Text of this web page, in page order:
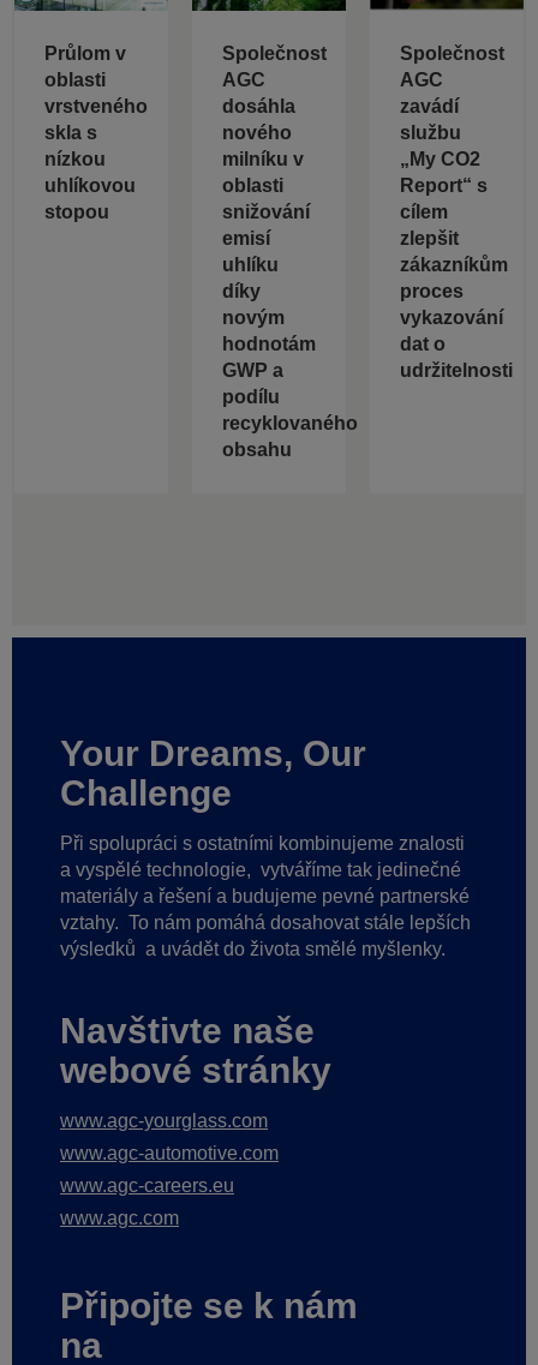
Průlom v
oblasti
vrstveného
skla s
nízkou
uhlíkovou
stopou
Společnost
AGC
dosáhla
nového
milníku v
oblasti
snižování
emisí
uhlíku
díky
novým
hodnotám
GWP a
podílu
recyklovaného
obsahu
Společnost
AGC
zavádí
službu
„My CO2
Report“ s
cílem
zlepšit
zákazníkům
proces
vykazování
dat o
udržitelnosti
Your Dreams, Our
Challenge
Při spolupráci s ostatními kombinujeme znalosti
a vyspělé technologie, vytváříme tak jedinečné
materiály a řešení a budujeme pevné partnerské
vztahy. To nám pomáhá dosahovat stále lepších
výsledků a uvádět do života smělé myšlenky.
Navštivte naše
webové stránky
www.agc-yourglass.com
www.agc-automotive.com
www.agc-careers.eu
www.agc.com
Připojte se k nám
na